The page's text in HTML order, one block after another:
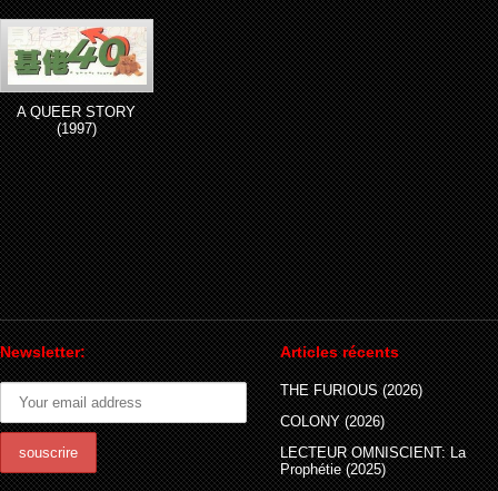
A QUEER STORY
(1997)
Newsletter: Articles récents
THE FURIOUS (2026)
COLONY (2026)
LECTEUR OMNISCIENT: La
Prophétie (2025)